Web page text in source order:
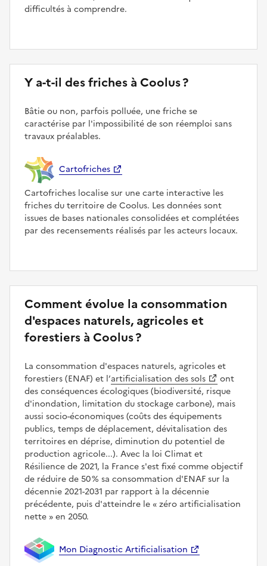
difficultés à comprendre.
Y a-t-il des friches à Coolus ?
Bâtie ou non, parfois polluée, une friche se
caractérise par l'impossibilité de son réemploi sans
travaux préalables.
Cartofriches
Cartofriches localise sur une carte interactive les
friches du territoire de Coolus. Les données sont
issues de bases nationales consolidées et complétées
par des recensements réalisés par les acteurs locaux.
Comment évolue la consommation
d'espaces naturels, agricoles et
forestiers à Coolus ?
La consommation d'espaces naturels, agricoles et
forestiers (ENAF) et l’artificialisation des sols
ont
des conséquences écologiques (biodiversité, risque
d'inondation, limitation du stockage carbone), mais
aussi socio-économiques (coûts des équipements
publics, temps de déplacement, dévitalisation des
territoires en déprise, diminution du potentiel de
production agricole...). Avec la loi Climat et
Résilience de 2021, la France s'est fixé comme objectif
de réduire de 50 % sa consommation d'ENAF sur la
décennie 2021-2031 par rapport à la décennie
précédente, puis d'atteindre le
zéro artificialisation
nette
en 2050.
Mon Diagnostic Artificialisation